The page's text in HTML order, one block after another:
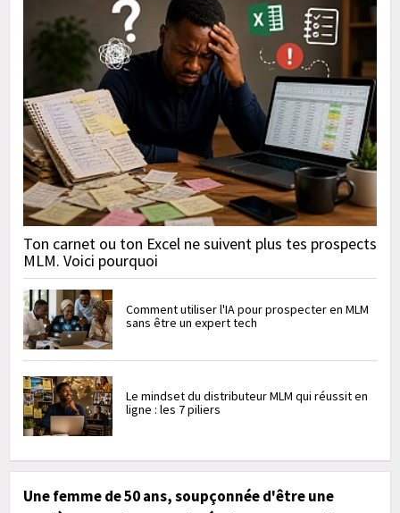
Ton carnet ou ton Excel ne suivent plus tes prospects
MLM. Voici pourquoi
Comment utiliser l'IA pour prospecter en MLM
sans être un expert tech
Le mindset du distributeur MLM qui réussit en
ligne : les 7 piliers
Une femme de 50 ans, soupçonnée d'être une